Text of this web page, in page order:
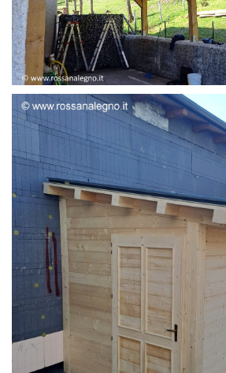
STRUTTURA ADDOSSATA LAMELLARE